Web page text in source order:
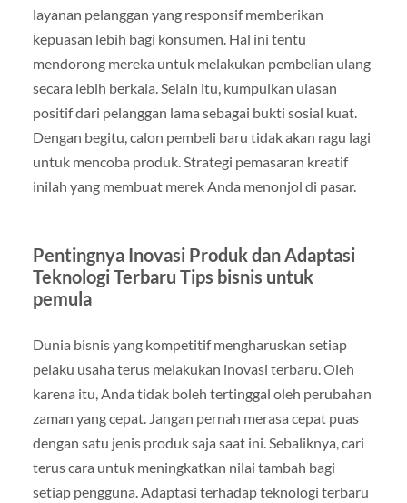
layanan pelanggan yang responsif memberikan
kepuasan lebih bagi konsumen. Hal ini tentu
mendorong mereka untuk melakukan pembelian ulang
secara lebih berkala. Selain itu, kumpulkan ulasan
positif dari pelanggan lama sebagai bukti sosial kuat.
Dengan begitu, calon pembeli baru tidak akan ragu lagi
untuk mencoba produk. Strategi pemasaran kreatif
inilah yang membuat merek Anda menonjol di pasar.
Pentingnya Inovasi Produk dan Adaptasi
Teknologi Terbaru Tips bisnis untuk
pemula
Dunia bisnis yang kompetitif mengharuskan setiap
pelaku usaha terus melakukan inovasi terbaru. Oleh
karena itu, Anda tidak boleh tertinggal oleh perubahan
zaman yang cepat. Jangan pernah merasa cepat puas
dengan satu jenis produk saja saat ini. Sebaliknya, cari
terus cara untuk meningkatkan nilai tambah bagi
setiap pengguna. Adaptasi terhadap teknologi terbaru